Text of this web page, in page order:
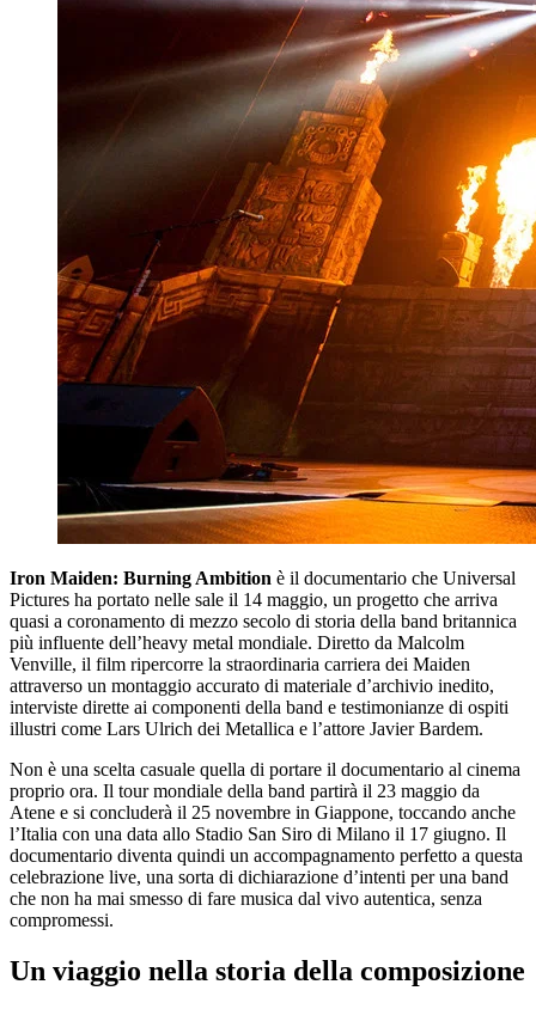
Iron Maiden: Burning Ambition è il documentario che Universal
Pictures ha portato nelle sale il 14 maggio, un progetto che arriva
quasi a coronamento di mezzo secolo di storia della band britannica
più influente dell’heavy metal mondiale. Diretto da Malcolm
Venville, il film ripercorre la straordinaria carriera dei Maiden
attraverso un montaggio accurato di materiale d’archivio inedito,
interviste dirette ai componenti della band e testimonianze di ospiti
illustri come Lars Ulrich dei Metallica e l’attore Javier Bardem.
Non è una scelta casuale quella di portare il documentario al cinema
proprio ora. Il tour mondiale della band partirà il 23 maggio da
Atene e si concluderà il 25 novembre in Giappone, toccando anche
l’Italia con una data allo Stadio San Siro di Milano il 17 giugno. Il
documentario diventa quindi un accompagnamento perfetto a questa
celebrazione live, una sorta di dichiarazione d’intenti per una band
che non ha mai smesso di fare musica dal vivo autentica, senza
compromessi.
Un viaggio nella storia della composizione